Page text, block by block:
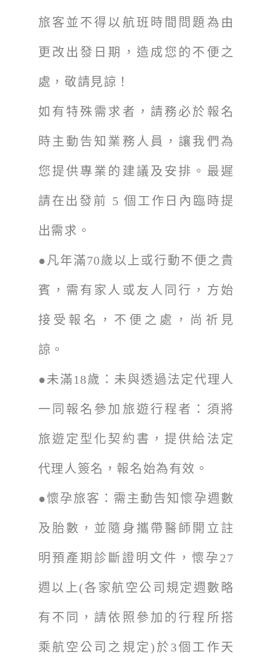
旅客並不得以航班時間問題為由
更改出發日期，造成您的不便之
處，敬請見諒！
如有特殊需求者，請務必於報名
時主動告知業務人員，讓我們為
您提供專業的建議及安排。最遲
請在出發前 5 個工作日內臨時提
出需求。
●凡年滿70歲以上或行動不便之貴
賓，需有家人或友人同行，方始
接受報名，不便之處，尚祈見
諒。
●未滿18歲：未與透過法定代理人
一同報名參加旅遊行程者：須將
旅遊定型化契約書，提供給法定
代理人簽名，報名始為有效。
●懷孕旅客：需主動告知懷孕週數
及胎數，並隨身攜帶醫師開立註
明預產期診斷證明文件，懷孕27
週以上(各家航空公司規定週數略
有不同，請依照參加的行程所搭
乘航空公司之規定)於3個工作天